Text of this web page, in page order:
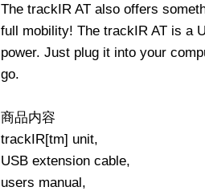
The trackIR AT also offers
full mobility! The trackIR AT is a
power. Just plug it into your
go.
商品内容
trackIR[tm] unit,
USB extension cable,
users manual,